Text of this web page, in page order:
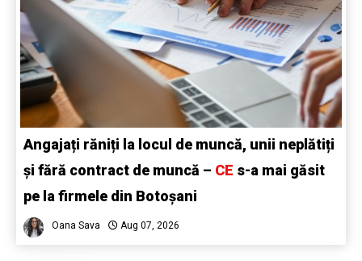
Angajați răniți la locul de muncă, unii neplătiți
și fără contract de muncă – CE s-a mai găsit
pe la firmele din Botoșani
Oana Sava Aug 07, 2026